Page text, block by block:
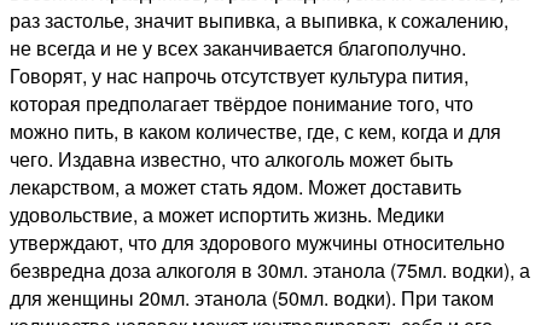
раз застолье, значит выпивка, а выпивка, к сожалению,
не всегда и не у всех заканчивается благополучно.
Говорят, у нас напрочь отсутствует культура пития,
которая предполагает твёрдое понимание того, что
можно пить, в каком количестве, где, с кем, когда и для
чего. Издавна известно, что алкоголь может быть
лекарством, а может стать ядом. Может доставить
удовольствие, а может испортить жизнь. Медики
утверждают, что для здорового мужчины относительно
безвредна доза алкоголя в 30мл. этанола (75мл. водки), а
для женщины 20мл. этанола (50мл. водки). При таком